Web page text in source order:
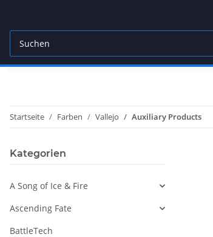
Startseite Farben Vallejo Auxiliary Products
Kategorien
A Song of Ice & Fire
Ascending Fate
BattleTech